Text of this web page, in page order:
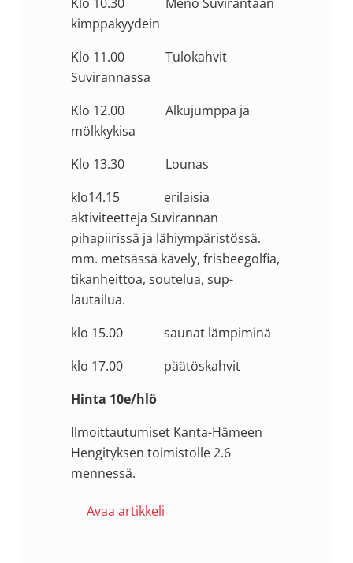
kimppakyydein
Klo 11.00 Tulokahvit
Suvirannassa
Klo 12.00 Alkujumppa ja
mölkkykisa
Klo 13.30 Lounas
klo14.15 erilaisia
aktiviteetteja Suvirannan
pihapiirissä ja lähiympäristössä.
mm. metsässä kävely, frisbeegolfia,
tikanheittoa, soutelua, sup-
lautailua.
klo 15.00 saunat lämpiminä
klo 17.00 päätöskahvit
Hinta 10e/hlö
Ilmoittautumiset Kanta-Hämeen
Hengityksen toimistolle 2.6
mennessä.
Avaa artikkeli